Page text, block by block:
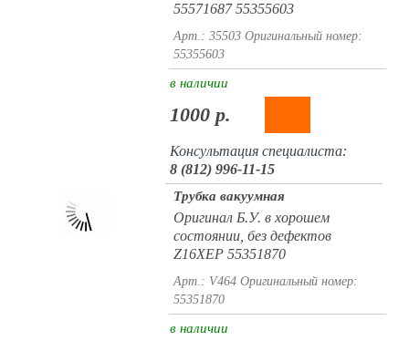
55571687 55355603
Арт.: 35503 Оригинальный номер:
55355603
в наличии
1000 р.
Консультация специалиста:
8 (812) 996-11-15
Трубка вакуумная
Оригинал Б.У. в хорошем
состоянии, без дефектов
Z16XEP 55351870
Арт.: V464 Оригинальный номер:
55351870
в наличии